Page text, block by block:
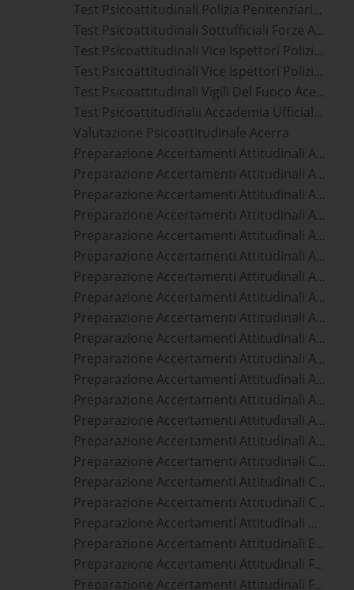
Test Psicoattitudinali Polizia Penitenziaria Acerra
Test Psicoattitudinali Sottufficiali Forze Armate Acerra
Test Psicoattitudinali Vice Ispettori Polizia Di Stato Acerra
Test Psicoattitudinali Vice Ispettori Polizia Penitenziaria Acerra
Test Psicoattitudinali Vigili Del Fuoco Acerra
Test Psicoattitudinalii Accademia Ufficiali Esercito Acerra
Valutazione Psicoattitudinale Acerra
Preparazione Accertamenti Attitudinali Accademia Ufficiali Aeronautica Militare
Preparazione Accertamenti Attitudinali Accademia Ufficiali Carabinieri
Preparazione Accertamenti Attitudinali Accademia Ufficiali Esercito
Preparazione Accertamenti Attitudinali Accademia Ufficiali Guardia Di Finanza
Preparazione Accertamenti Attitudinali Accademia Ufficiali Marina Militare
Preparazione Accertamenti Attitudinali Aeronautica Militare
Preparazione Accertamenti Attitudinali Allievi Agenti Polizia Di Stato
Preparazione Accertamenti Attitudinali Allievi Agenti Polizia Penitenziaria
Preparazione Accertamenti Attitudinali Allievi Carabinieri
Preparazione Accertamenti Attitudinali Allievi Finanzieri
Preparazione Accertamenti Attitudinali Allievi Marescialli Aeronautica Militare
Preparazione Accertamenti Attitudinali Allievi Marescialli Carabinieri
Preparazione Accertamenti Attitudinali Allievi Marescialli Esercito
Preparazione Accertamenti Attitudinali Allievi Marescialli Guardia Di Finanza
Preparazione Accertamenti Attitudinali Allievi Marescialli Marina Militare
Preparazione Accertamenti Attitudinali Carabinieri
Preparazione Accertamenti Attitudinali Commissari Polizia Di Stato
Preparazione Accertamenti Attitudinali Commissari Polizia Penitenziaria
Preparazione Accertamenti Attitudinali Direttori Vigili Del Fuoco
Preparazione Accertamenti Attitudinali Esercito
Preparazione Accertamenti Attitudinali Forze Armate
Preparazione Accertamenti Attitudinali Forze Dell'ordine